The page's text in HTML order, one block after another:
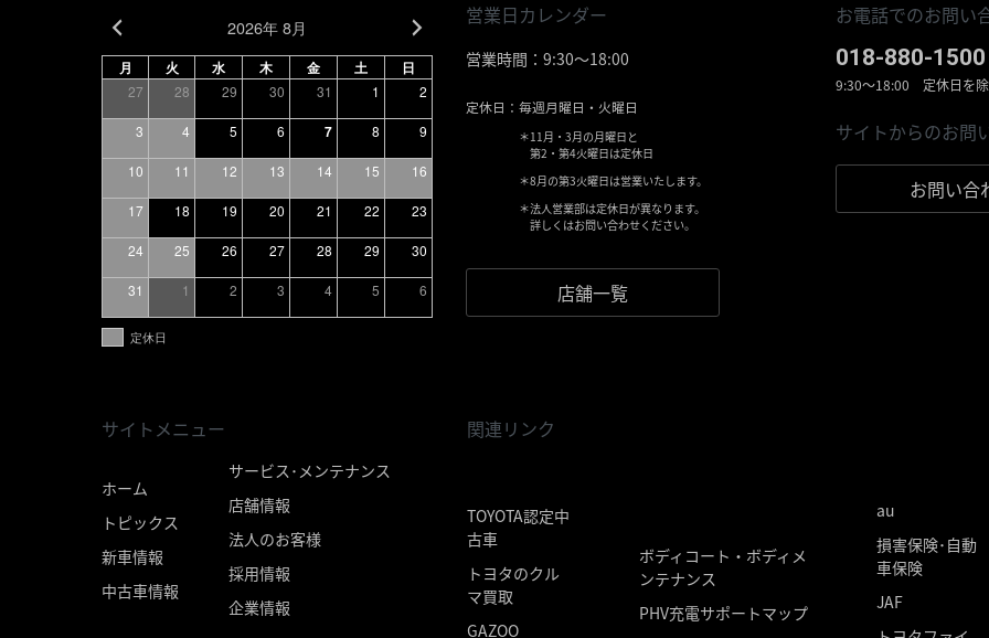
2026年 8月
月 火 水 木 金 土 日
27 28 29 30 31 1 2
3 4 5 6 7 8 9
10 11 12 13 14 15 16
17 18 19 20 21 22 23
24 25 26 27 28 29 30
31 1 2 3 4 5 6
定休日
営業日カレンダー
営業時間：9:30〜18:00
定休日： 毎週月曜日・火曜日
＊11月・3月の月曜日と
第2・第4火曜日は定休日
＊8月の第3火曜日は営業いたします。
＊法人営業部は定休日が異なります。
詳しくはお問い合わせください。
店舗一覧
お電話でのお問い
018-880-1500
9:30〜18:00 定休日を除
サイトからのお問
お問い合
サイトメニュー
ホーム
トピックス
新車情報
中古車情報
サービス･メンテナンス
店舗情報
法人のお客様
採用情報
企業情報
関連リンク
TOYOTA認定中
古車
トヨタのクル
マ買取
GAZOO
ボディコート・ボディメ
ンテナンス
PHV充電サポートマップ
au
損害保険･自動
車保険
JAF